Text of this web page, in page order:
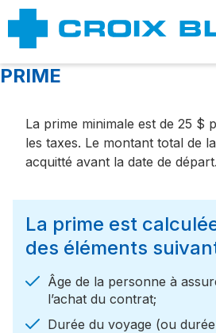
language English
Produits et Couvertures
Procédures
Date de prise d'effet chevron_right
Déclaration de santéchevron_right
Rabaischevron_right
Après-vente
PRIME
La prime minimale est de 25 $
les taxes. Le montant total de
acquitté avant la date de départ.
La prime est
des éléments
Âge de la personne à
l’achat du contrat;
Durée du voyage (ou